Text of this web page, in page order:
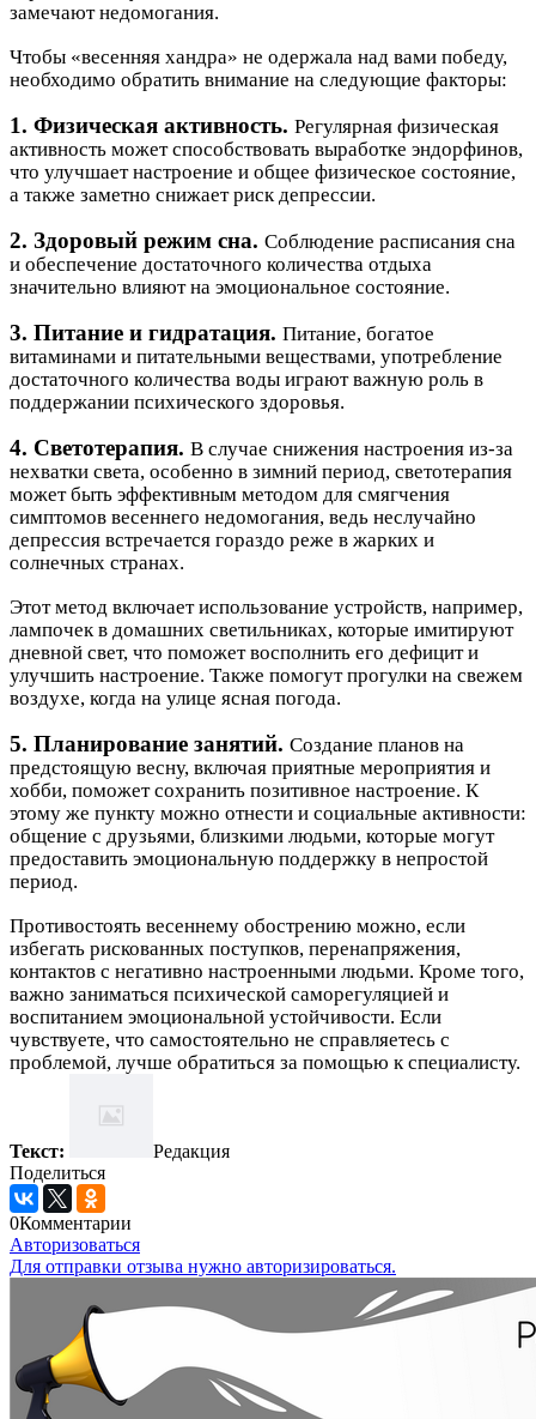
замечают недомогания.
Чтобы «весенняя хандра» не одержала над вами победу,
необходимо обратить внимание на следующие факторы:
1. Физическая активность. Регулярная физическая
активность может способствовать выработке эндорфинов,
что улучшает настроение и общее физическое состояние,
а также заметно снижает риск депрессии.
2. Здоровый режим сна. Соблюдение расписания сна
и обеспечение достаточного количества отдыха
значительно влияют на эмоциональное состояние.
3. Питание и гидратация. Питание, богатое
витаминами и питательными веществами, употребление
достаточного количества воды играют важную роль в
поддержании психического здоровья.
4. Светотерапия. В случае снижения настроения из-за
нехватки света, особенно в зимний период, светотерапия
может быть эффективным методом для смягчения
симптомов весеннего недомогания, ведь неслучайно
депрессия встречается гораздо реже в жарких и
солнечных странах.
Этот метод включает использование устройств, например,
лампочек в домашних светильниках, которые имитируют
дневной свет, что поможет восполнить его дефицит и
улучшить настроение. Также помогут прогулки на свежем
воздухе, когда на улице ясная погода.
5. Планирование занятий. Создание планов на
предстоящую весну, включая приятные мероприятия и
хобби, поможет сохранить позитивное настроение. К
этому же пункту можно отнести и социальные активности:
общение с друзьями, близкими людьми, которые могут
предоставить эмоциональную поддержку в непростой
период.
Противостоять весеннему обострению можно, если
избегать рискованных поступков, перенапряжения,
контактов с негативно настроенными людьми. Кроме того,
важно заниматься психической саморегуляцией и
воспитанием эмоциональной устойчивости. Если
чувствуете, что самостоятельно не справляетесь с
проблемой, лучше обратиться за помощью к специалисту.
Текст:
Редакция
Поделиться
0Комментарии
Авторизоваться
Для отправки отзыва нужно авторизироваться.